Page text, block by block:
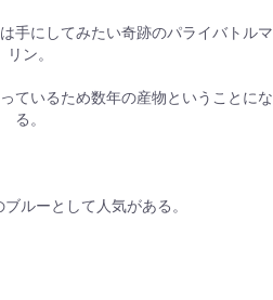
手にしてみたい奇跡のパライバトルマ
リン。
ているため数年の産物ということにな
る。
ルーとして人気がある。